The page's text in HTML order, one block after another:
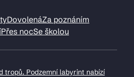
DovolenáZa poznáním
Přes nocSe školou
tropů. Podzemní labyrint nabízí